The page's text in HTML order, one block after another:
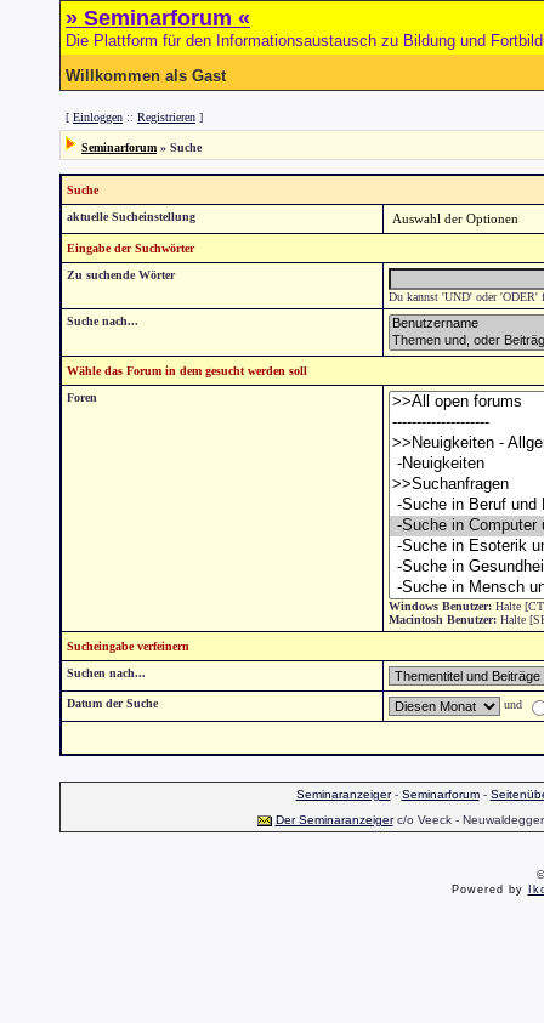
» Seminarforum «
Die Plattform für den Informationsaustausch zu Bildung und
Willkommen als Gast
[ Einloggen :: Registrieren ]
Seminarforum » Suche
Suche
aktuelle Sucheinstellung
Eingabe der Suchwörter
Zu suchende Wörter
Du kannst 'UND' oder 'ODER'
Suche nach...
Wähle das Forum in dem gesucht werden soll
Foren
Windows Benutzer: Halte
Macintosh Benutzer: Halte
Sucheingabe verfeinern
Suchen nach...
Datum der Suche und
Seminaranzeiger- Seminarforum-
Der Seminaranzeigerc/o Veeck -
Powered by